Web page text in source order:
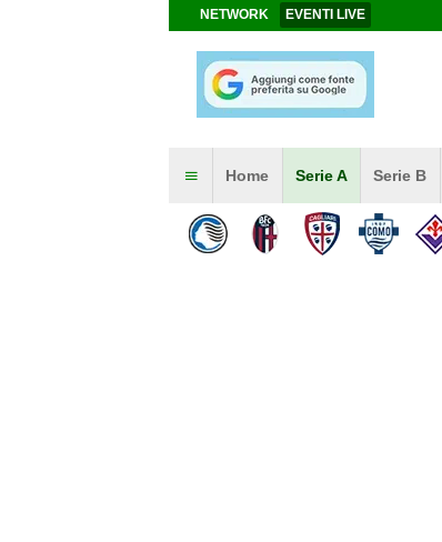
NETWORK EVENTI LIVE
Home Serie A Serie B